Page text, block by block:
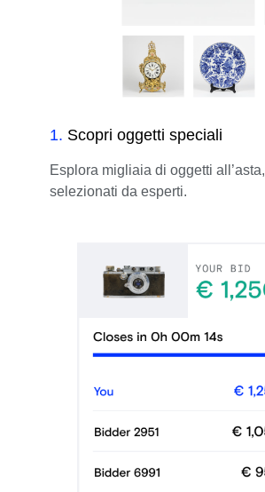
1. Scopri oggetti speciali
Esplora migliaia di oggetti all’asta,
selezionati da esperti.